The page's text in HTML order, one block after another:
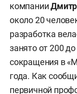
компании
около 20
разработка
занято от 200
сокращения в
года. Как
первичной